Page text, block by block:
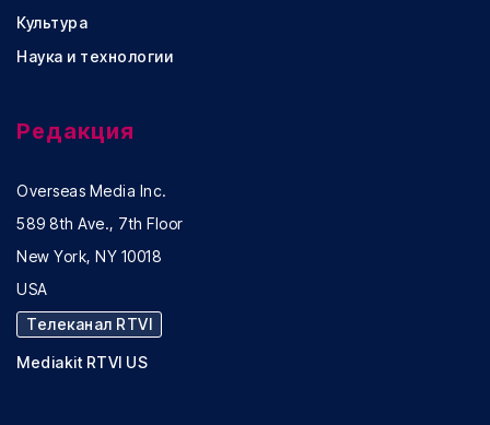
Культура
Наука и технологии
Редакция
Overseas Media Inc.
589 8th Ave., 7th Floor
New York, NY 10018
USA
Телеканал RTVI
Mediakit RTVI US